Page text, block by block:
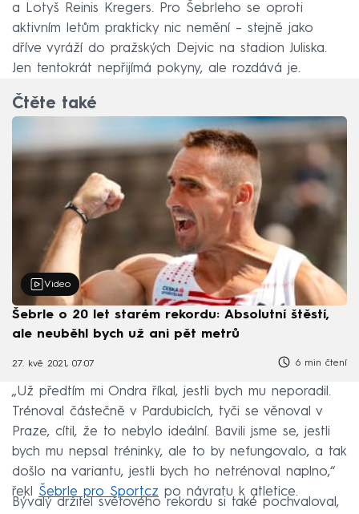
a Lotyš Reinis Kregers. Pro Šebrleho se oproti
aktivním letům prakticky nic nemění – stejně jako
dříve vyráží do pražských Dejvic na stadion Juliska.
Jen tentokrát nepřijímá pokyny, ale rozdává je.
Čtěte také
Video
Šebrle o 20 let starém rekordu: Absolutní štěstí,
ale neuběhl bych už ani pět metrů
27. kvě 2021, 07:07 6 min čtení
„Už předtím mi Ondra říkal, jestli bych mu neporadil.
Trénoval částečně v Pardubicích, tyči se věnoval v
Praze, cítil, že to nebylo ideální. Bavili jsme se, jestli
bych mu nepsal tréninky, ale to by nefungovalo, a tak
došlo na variantu, jestli bych ho netrénoval naplno,“
řekl Šebrle pro Sport.cz po návratu k atletice.
Bývalý držitel světového rekordu si také pochvaloval,